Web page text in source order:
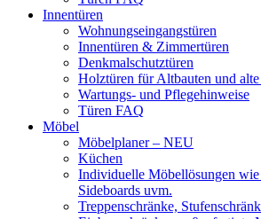
Innentüren
Wohnungseingangstüren
Innentüren & Zimmertüren
Denkmalschutztüren
Holztüren für Altbauten und
Wartungs- und Pflegehinweise
Türen FAQ
Möbel
Möbelplaner – NEU
Küchen
Individuelle Möbellösungen wie
Sideboards uvm.
Treppenschränke,